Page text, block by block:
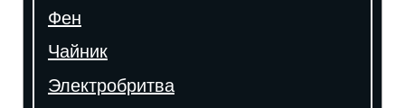
Фен
Чайник
Электробритва